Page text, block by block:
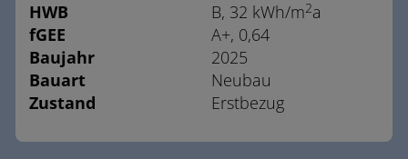
HWB
B, 32 kWh/m2a
fGEE
A+, 0,64
Baujahr
2025
Bauart
Neubau
Zustand
Erstbezug